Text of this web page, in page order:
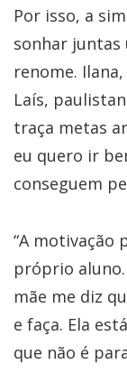
Por isso, a
sonhar juntas
renome.
Laís,
traça metas
eu quero ir
conseguem
“A motivação
próprio aluno.
mãe me diz
e faça. Ela
que não é